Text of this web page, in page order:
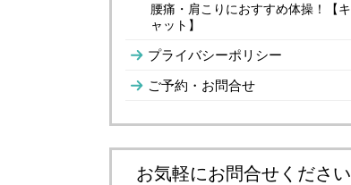
腰痛・肩こりにおすすめ体操！【キ
ャット】
プライバシーポリシー
ご予約・お問合せ
お気軽にお問合せください